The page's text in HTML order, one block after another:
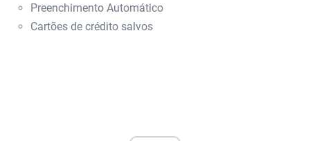
Preenchimento Automático
Cartões de crédito salvos